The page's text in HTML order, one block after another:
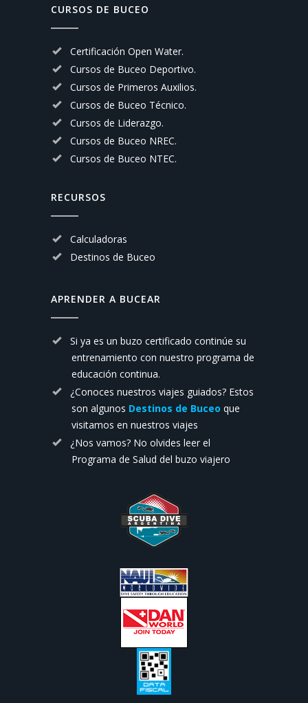
CURSOS DE BUCEO
Certificación Open Water.
Cursos de Buceo Deportivo.
Cursos de Primeros Auxilios.
Cursos de Buceo Técnico.
Cursos de Liderazgo.
Cursos de Buceo NREC.
Cursos de Buceo NTEC.
RECURSOS
Calculadoras
Destinos de Buceo
APRENDER A BUCEAR
Si ya es un buzo certificado continúe su
entrenamiento con nuestro programa de
educación continua.
¿Conoces nuestros viajes guiados? Estos
son algunos Destinos de Buceo que
visitamos en nuestros viajes
¿Nos vamos? No olvides leer el
Programa de Salud del buzo viajero